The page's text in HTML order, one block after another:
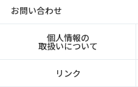
お問い合わせ
個人情報の
取扱いについて
リンク